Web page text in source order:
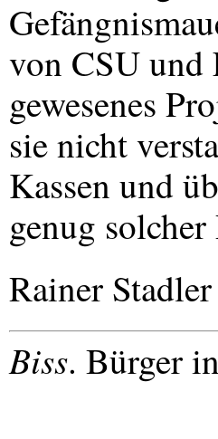
von CSUund
gewesenes
sie nicht
Kassen und
genug
Rainer Stadler
Biss. Bürger